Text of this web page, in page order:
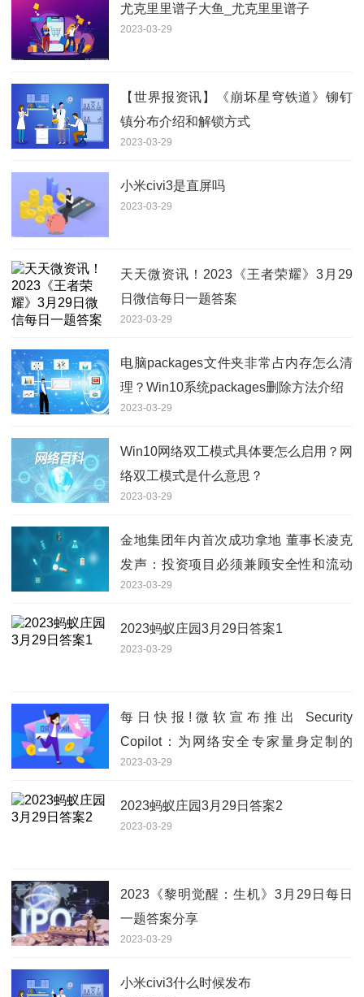
尤克里里谱子大鱼_尤克里里谱子
2023-03-29
【世界报资讯】《崩坏星穹铁道》铆钉
镇分布介绍和解锁方式
2023-03-29
小米civi3是直屏吗
2023-03-29
天天微资讯！2023《王者荣耀》3月29
日微信每日一题答案
2023-03-29
电脑packages文件夹非常占内存怎么清
理？Win10系统packages删除方法介绍
2023-03-29
Win10网络双工模式具体要怎么启用？网
络双工模式是什么意思？
2023-03-29
金地集团年内首次成功拿地 董事长凌克
发声：投资项目必须兼顾安全性和流动
性-快看
2023-03-29
2023蚂蚁庄园3月29日答案1
2023-03-29
每日快报!微软宣布推出 Security
Copilot：为网络安全专家量身定制的
GPT-4 AI 助手
2023-03-29
2023蚂蚁庄园3月29日答案2
2023-03-29
2023《黎明觉醒：生机》3月29日每日
一题答案分享
2023-03-29
小米civi3什么时候发布